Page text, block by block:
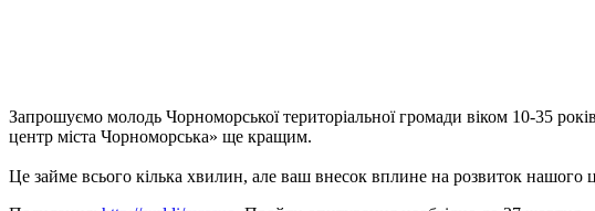
Запрошуємо молодь Чорноморської територіальної громади віком 10-35
центр міста Чорноморська» ще кращим.
Це займе всього кілька хвилин, але ваш внесок вплине на розвиток нашого